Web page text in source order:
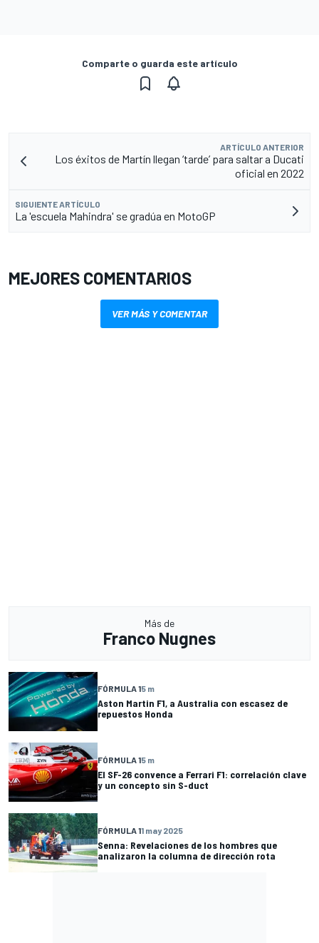
Comparte o guarda este artículo
ARTÍCULO ANTERIOR
Los éxitos de Martín llegan ‘tarde’ para saltar a Ducati
oficial en 2022
SIGUIENTE ARTÍCULO
La 'escuela Mahindra' se gradúa en MotoGP
MEJORES COMENTARIOS
VER MÁS Y COMENTAR
Más de
Franco Nugnes
FÓRMULA 15 m
Aston Martin F1, a Australia con escasez de
repuestos Honda
FÓRMULA 15 m
El SF-26 convence a Ferrari F1: correlación clave
y un concepto sin S-duct
FÓRMULA 11 may 2025
Senna: Revelaciones de los hombres que
analizaron la columna de dirección rota